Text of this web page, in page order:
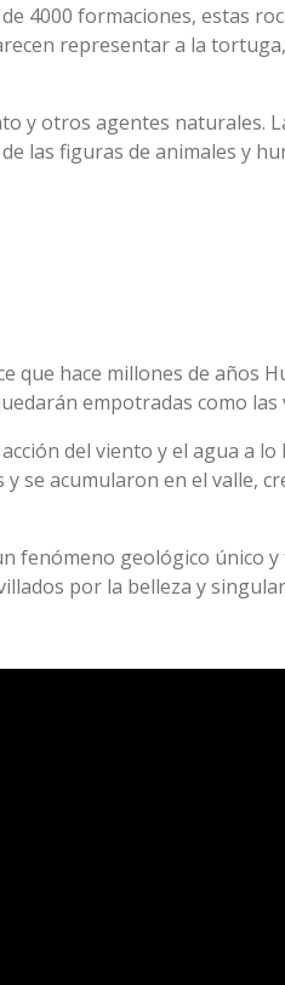
4000 formaciones, estas
representar a la
y otros agentes naturales.
las figuras de animales y
que hace millones de años
empotradas como las
del viento y el agua a lo
se acumularon en el valle,
fenómeno geológico único y
por la belleza y